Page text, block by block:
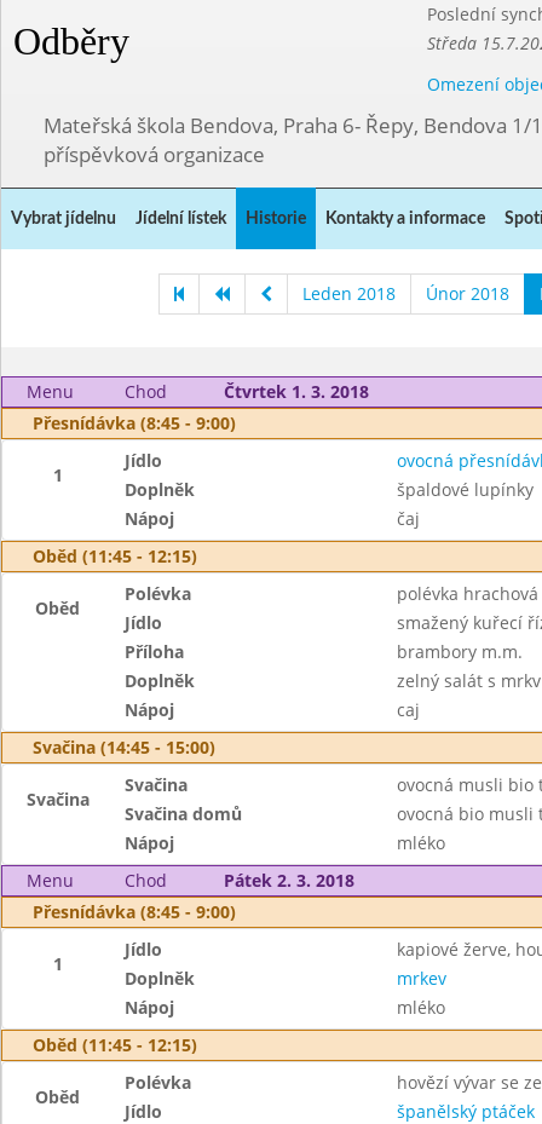
Odběry
Poslední
Středa
Omezení
Mateřská škola Bendova, Praha 6- Řepy, Bendova 1/
příspěvková organizace
Vybrat jídelnu Jídelní lístek Historie Kontakty a informace
Leden 2018 Únor 2018
Menu Chod
Čtvrtek 1. 3. 2018
Přesnídávka (8:45 - 9:00)
1
Jídlo
ovocná
Doplněk
špaldové lupínky
Nápoj
čaj
Oběd (11:45 - 12:15)
Oběd
Polévka
polévka hrachová
Jídlo
smažený kuřecí
Příloha
brambory m.m.
Doplněk
zelný salát s
Nápoj
caj
Svačina (14:45 - 15:00)
Svačina
Svačina
ovocná musli bio
Svačina domů
ovocná bio musli
Nápoj
mléko
Menu
Chod
Pátek 2. 3. 2018
Přesnídávka (8:45 - 9:00)
1
Jídlo
kapiové žerve,
Doplněk
mrkev
Nápoj
mléko
Oběd (11:45 - 12:15)
Oběd
Polévka
hovězí vývar se
Jídlo
španělský ptáček